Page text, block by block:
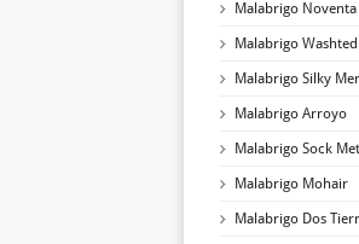
Malabrigo Noventa
Malabrigo Washted
Malabrigo Silky
Malabrigo Arroyo
Malabrigo Sock
Malabrigo Mohair
Malabrigo Dos